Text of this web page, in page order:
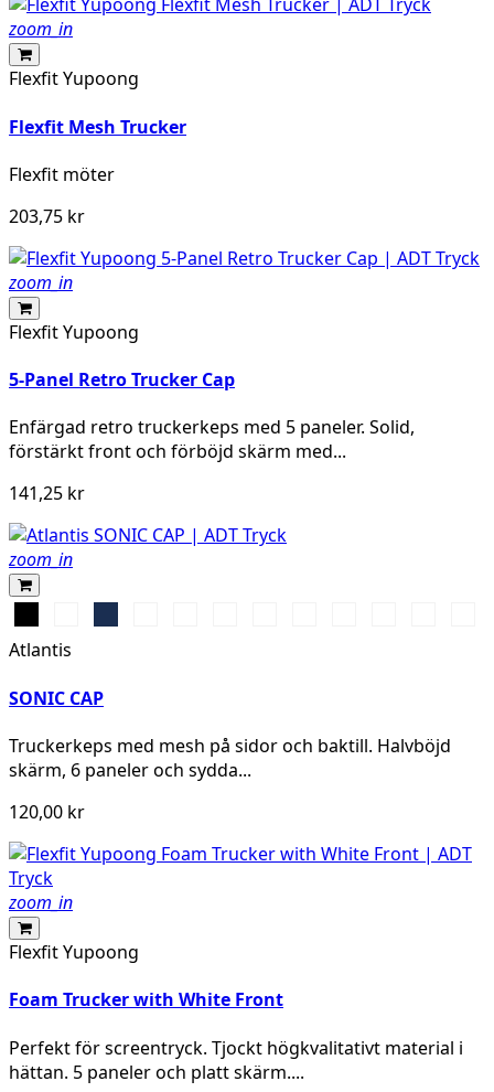
zoom_in
Flexfit Yupoong
Flexfit Mesh Trucker
Flexfit möter
203,75 kr
zoom_in
Flexfit Yupoong
5-Panel Retro Trucker Cap
Enfärgad retro truckerkeps med 5 paneler. Solid,
förstärkt front och förböjd skärm med...
141,25 kr
zoom_in
Atlantis
SONIC CAP
Truckerkeps med mesh på sidor och baktill. Halvböjd
skärm, 6 paneler och sydda...
120,00 kr
zoom_in
Flexfit Yupoong
Foam Trucker with White Front
Perfekt för screentryck. Tjockt högkvalitativt material i
hättan. 5 paneler och platt skärm....